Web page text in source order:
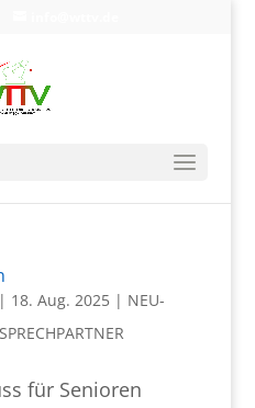
18. Aug. 2025| NEU-
für Senioren